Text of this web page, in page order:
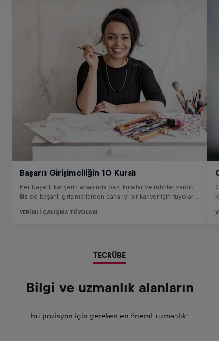
TECRÜBE
Bilgi ve uzmanlık alanların
bu pozisyon için gereken en önemli uzmanlık: